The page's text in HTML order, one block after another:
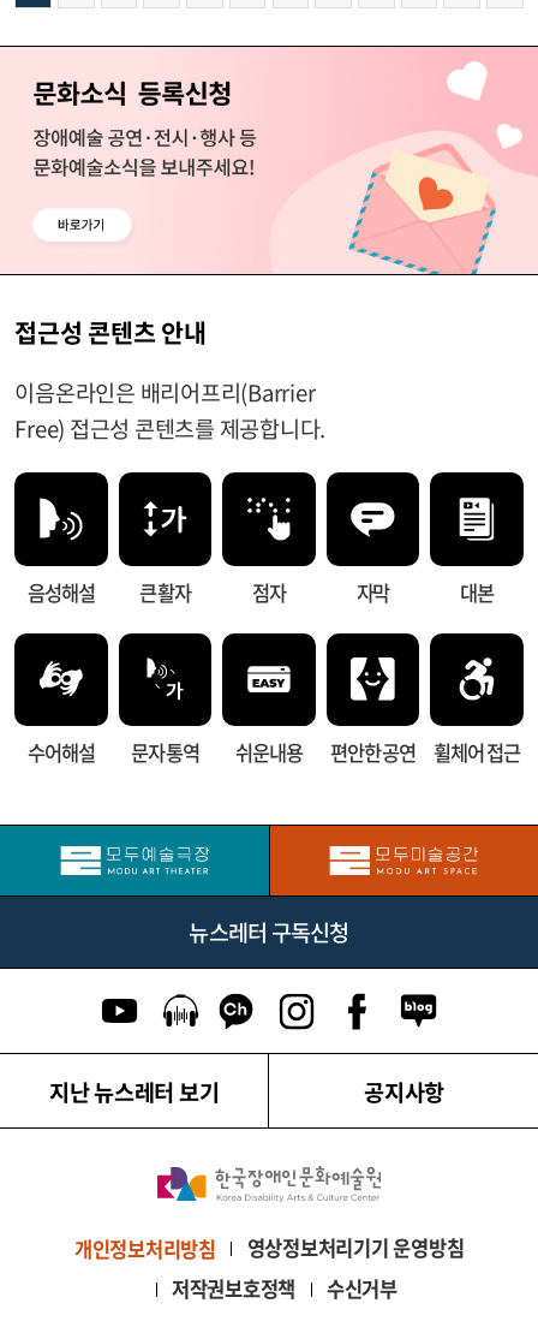
접근성 콘텐츠 안내
이음온라인은 배리어프리(Barrier
Free) 접근성 콘텐츠를 제공합니다.
음성해설 큰 활자 점자 자막 대본
수어해설 문자 통역 쉬운내용 편안한 공연 휠체어 접근
뉴스레터 구독신청
지난 뉴스레터 보기
카카오톡 채널 이동
유튜브 이동팟캐스트 이동 네이버블로
페이스북 이동
인스타그램 이동
공지사항
개인정보처리방침
영상정보처리기기 운영방침
저작권보호정책
수신거부